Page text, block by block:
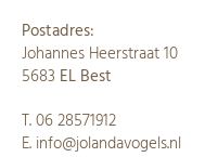
Postadres:
Johannes Heerstraat 10
5683 EL Best
​​T.06 28571912
E. info@jolandavogels.nl